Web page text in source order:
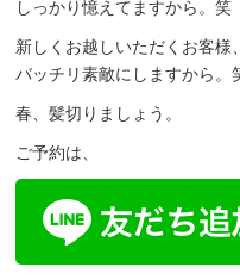
しっかり憶えてますから。笑
新しくお越しいただくお客様
バッチリ素敵にしますから。
春、髪切りましょう。
ご予約は、